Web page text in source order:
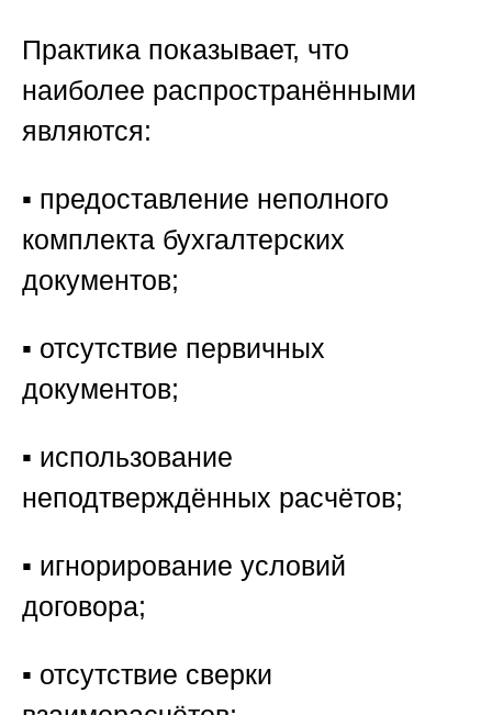
Практика показывает, что
наиболее распространёнными
являются:
▪️ предоставление неполного
комплекта бухгалтерских
документов;
▪️ отсутствие первичных
документов;
▪️ использование
неподтверждённых расчётов;
▪️ игнорирование условий
договора;
▪️ отсутствие сверки